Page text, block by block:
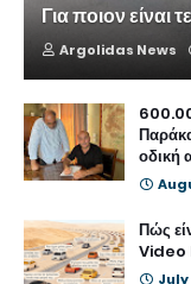
Για ποιον είναι
Argolidas News
οδική
Πώς
July